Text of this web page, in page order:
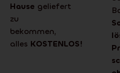
Hause geliefert
zu
bekommen,
alles KOSTENLOS!